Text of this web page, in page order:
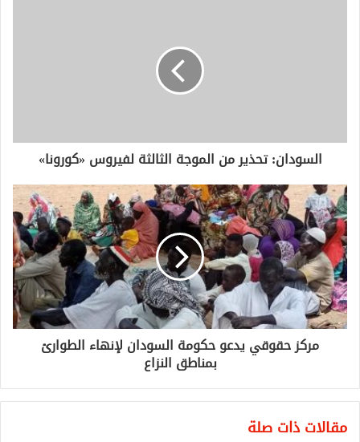
السودان: تحذير من الموجة الثالثة لفيروس «كورونا»
مركز حقوقي يدعو حكومة السودان لإنهاء الطوارئ
بمناطق النزاع
مقالات ذات صلة